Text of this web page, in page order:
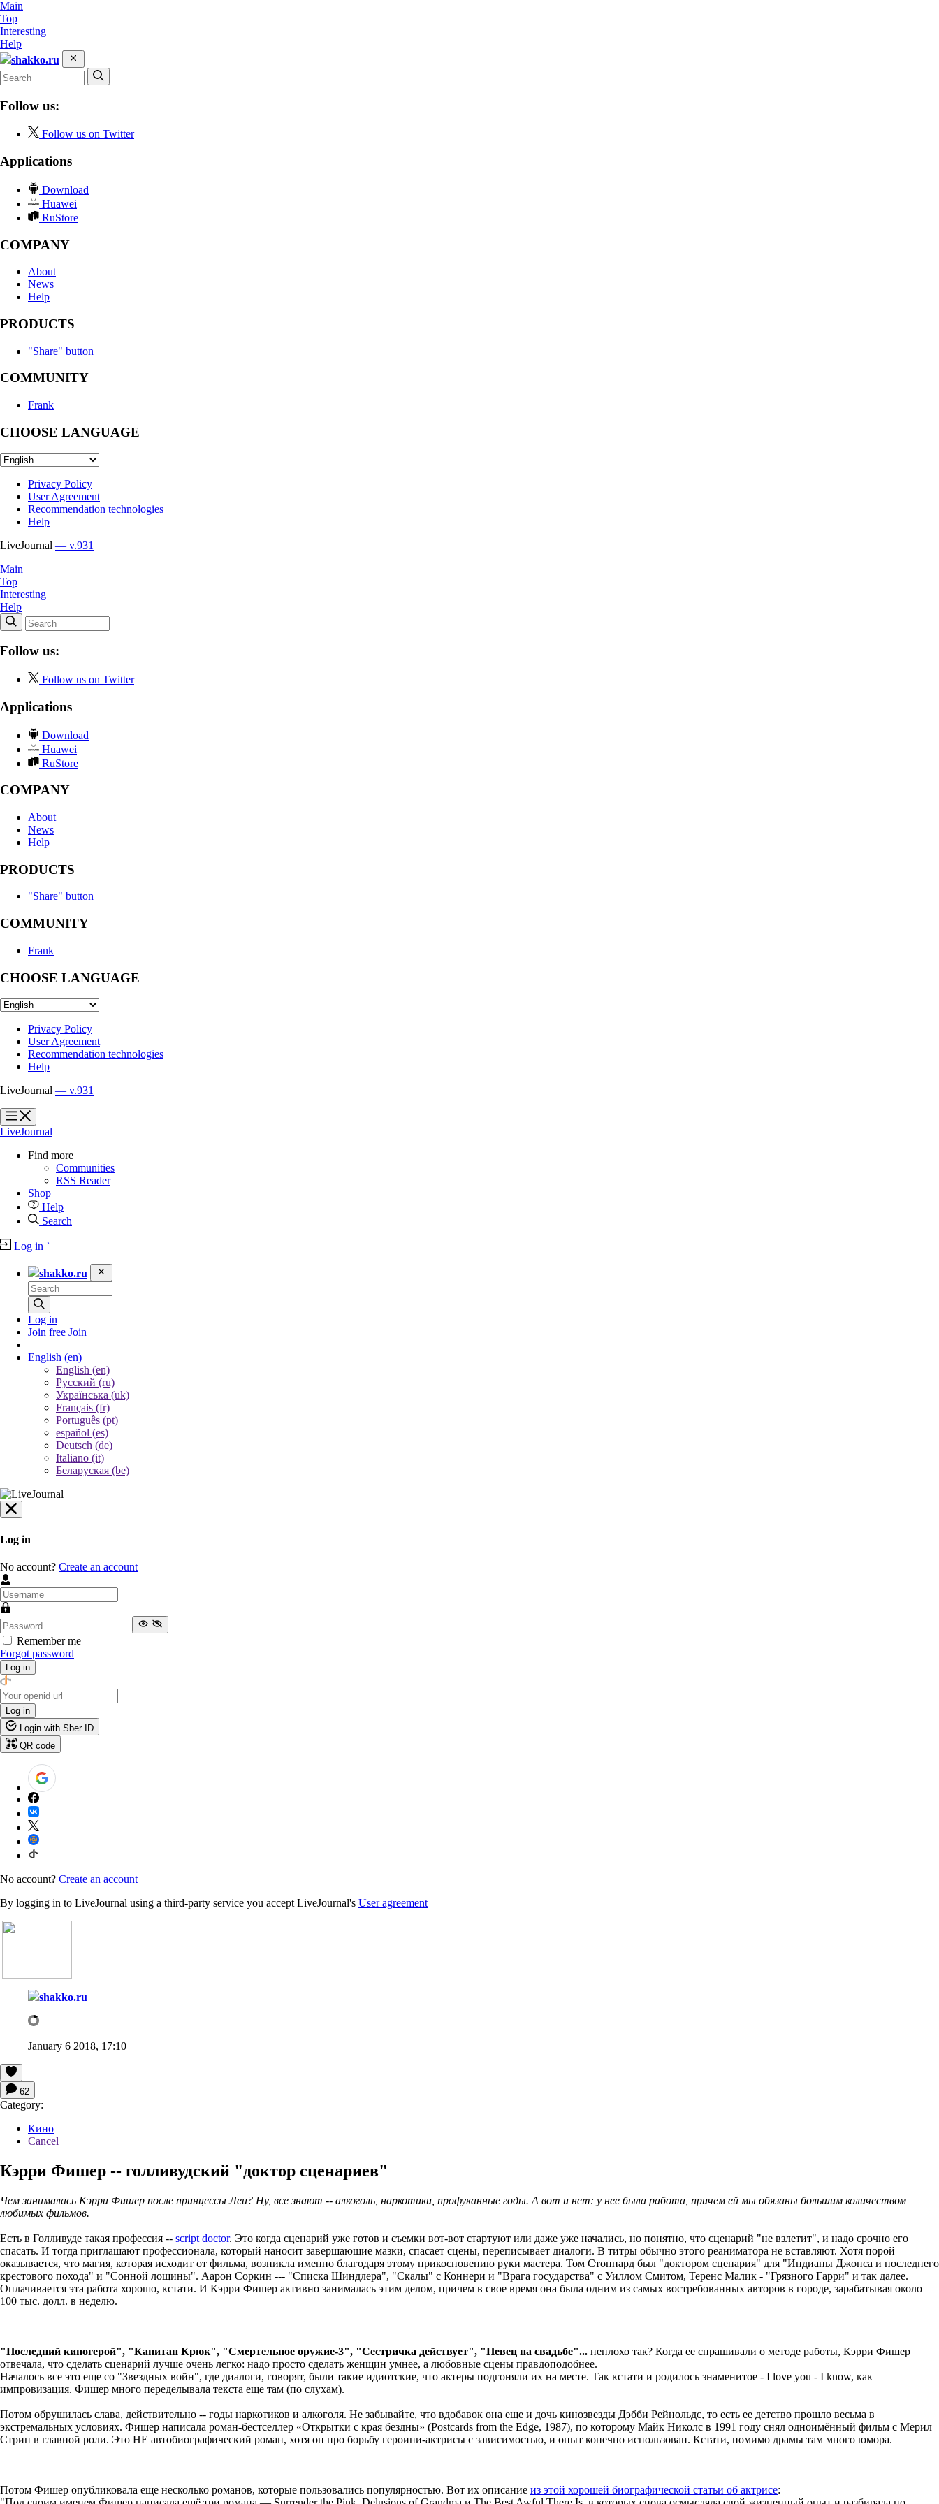
Main
Top
Interesting
Help
shakko.ru
Follow us:
Follow us on Twitter
Applications
Download
Huawei
RuStore
COMPANY
About
News
Help
PRODUCTS
"Share" button
COMMUNITY
Frank
CHOOSE LANGUAGE
Privacy Policy
User Agreement
Recommendation technologies
Help
LiveJournal — v.931
Main
Top
Interesting
Help
Follow us:
Follow us on Twitter
Applications
Download
Huawei
RuStore
COMPANY
About
News
Help
PRODUCTS
"Share" button
COMMUNITY
Frank
CHOOSE LANGUAGE
Privacy Policy
User Agreement
Recommendation technologies
Help
LiveJournal — v.931
?
?
LiveJournal
Find more
Communities
RSS Reader
Shop
Help
Search
Log in `
shakko.ru
Log in
Join free Join
English (en)
English (en)
Русский (ru)
Українська (uk)
Français (fr)
Português (pt)
español (es)
Deutsch (de)
Italiano (it)
Беларуская (be)
Log in
No account? Create an account
Remember me
Forgot password
Log in
Log in
Login with Sber ID
QR code
No account? Create an account
By logging in to LiveJournal using a third-party service you accept LiveJournal's User agreement
shakko.ru
January 6 2018, 17:10
62
Category:
Кино
Cancel
Кэрри Фишер -- голливудский "доктор сценариев"
Чем занималась Кэрри Фишер после принцессы Леи? Ну, все знают -- алкоголь, наркотики, профуканные годы. А вот и нет: у нее была работа, причем ей мы обязаны большим количеством
любимых фильмов.
Есть в Голливуде такая профессия -- script doctor. Это когда сценарий уже готов и съемки вот-вот стартуют или даже уже начались, но понятно, что сценарий "не взлетит", и надо срочно его
спасать. И тогда приглашают профессионала, который наносит завершающие мазки, спасает сцены, переписывает диалоги. В титры обычно этого реаниматора не вставляют. Хотя порой
оказывается, что магия, которая исходит от фильма, возникла именно благодаря этому прикосновению руки мастера. Том Стоппард был "доктором сценария" для "Индианы Джонса и последнего
крестового похода" и "Сонной лощины". Аарон Соркин --- "Списка Шиндлера", "Скалы" с Коннери и "Врага государства" с Уиллом Смитом, Теренс Малик - "Грязного Гарри" и так далее.
Оплачивается эта работа хорошо, кстати. И Кэрри Фишер активно занималась этим делом, причем в свое время она была одним из самых востребованных авторов в городе, зарабатывая около
100 тыс. долл. в неделю.
"Последний киногерой", "Капитан Крюк", "Смертельное оружие-3", "Сестричка действует", "Певец на свадьбе"... неплохо так? Когда ее спрашивали о методе работы, Кэрри Фишер
отвечала, что сделать сценарий лучше очень легко: надо просто сделать женщин умнее, а любовные сцены правдоподобнее.
Началось все это еще со "Звездных войн", где диалоги, говорят, были такие идиотские, что актеры подгоняли их на месте. Так кстати и родилось знаменитое - I love you - I know, как
импровизация. Фишер много переделывала текста еще там (по слухам).
Потом обрушилась слава, действительно -- годы наркотиков и алкоголя. Не забывайте, что вдобавок она еще и дочь кинозвезды Дэбби Рейнольдс, то есть ее детство прошло весьма в
экстремальных условиях. Фишер написала роман-бестселлер «Открытки с края бездны» (Postcards from the Edge, 1987), по которому Майк Николс в 1991 году снял одноимённый фильм с Мерил
Стрип в главной роли. Это НЕ автобиографический роман, хотя он про борьбу героини-актрисы с зависимостью, и опыт конечно использован. Кстати, помимо драмы там много юмора.
Потом Фишер опубликовала еще несколько романов, которые пользовались популярностью. Вот их описание из этой хорошей биографической статьи об актрисе: